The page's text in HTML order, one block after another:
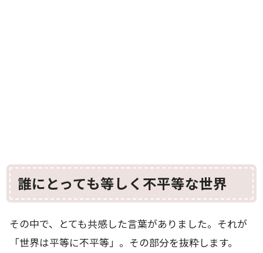
誰にとっても等しく不平等な世界
その中で、とても共感した言葉がありました。それが
「世界は平等に不平等」。その部分を抜粋します。